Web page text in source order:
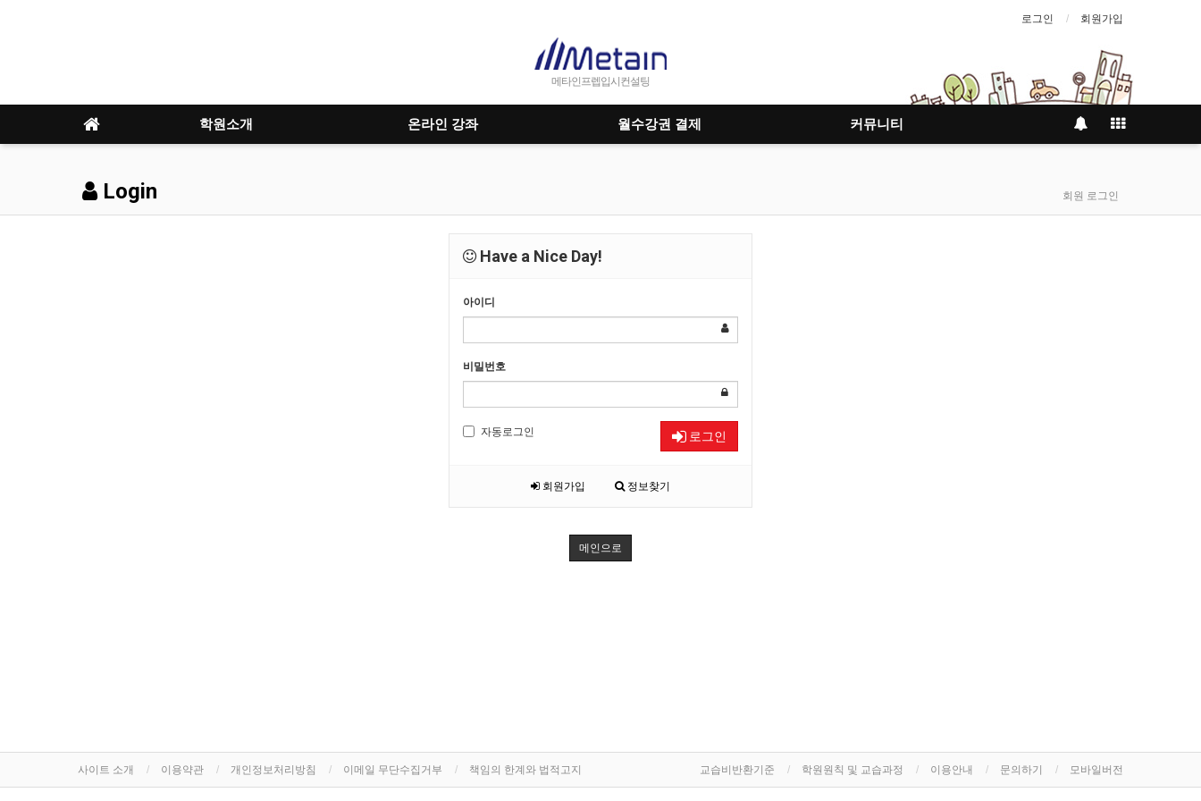
로그인 회원가입
메타인프렙입시컨설팅
학원소개 온라인 강좌 월수강권 결제 커뮤니티
Login 회원 로그인
Have a Nice Day!
아이디
비밀번호
자동로그인 로그인
회원가입 정보찾기
메인으로
사이트 소개 이용약관 개인정보처리방침 이메일 무단수집거부 책임의 한계와 법적고지 교습비반환기준 학원원칙 및 교습과정 이용안내 문의하기 모바일버전